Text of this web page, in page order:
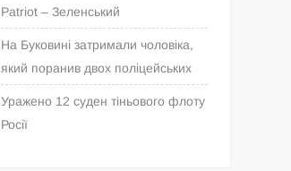
Patriot – Зеленський
На Буковині затримали чоловіка,
який поранив двох поліцейських
Уражено 12 суден тіньового флоту
Росії